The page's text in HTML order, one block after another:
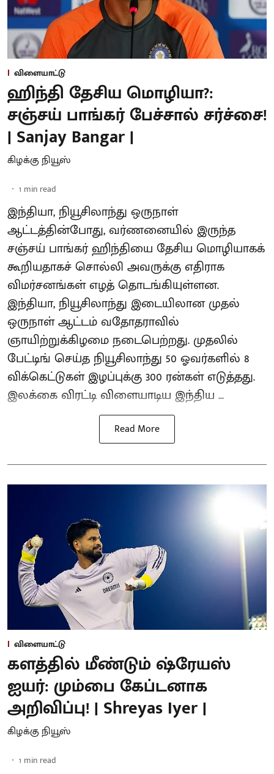
விளையாட்டு
ஹிந்தி தேசிய மொழியா?:
சஞ்சய் பாங்கர் பேச்சால் சர்ச்சை!
| Sanjay Bangar |
கிழக்கு நியூஸ்
1 min read
இந்தியா, நியூசிலாந்து ஒருநாள்
ஆட்டத்தின்போது, வர்ணனையில் இருந்த
சஞ்சய் பாங்கர் ஹிந்தியை தேசிய மொழியாகக்
கூறியதாகச் சொல்லி அவருக்கு எதிராக
விமர்சனங்கள் எழத் தொடங்கியுள்ளன.
இந்தியா, நியூசிலாந்து இடையிலான முதல்
ஒருநாள் ஆட்டம் வதோதராவில்
ஞாயிற்றுக்கிழமை நடைபெற்றது. முதலில்
பேட்டிங் செய்த நியூசிலாந்து 50 ஓவர்களில் 8
விக்கெட்டுகள் இழப்புக்கு 300 ரன்கள் எடுத்தது.
இலக்கை விரட்டி விளையாடிய இந்திய ...
Read More
விளையாட்டு
களத்தில் மீண்டும் ஷ்ரேயஸ்
ஐயர்: மும்பை கேப்டனாக
அறிவிப்பு! | Shreyas Iyer |
கிழக்கு நியூஸ்
1 min read